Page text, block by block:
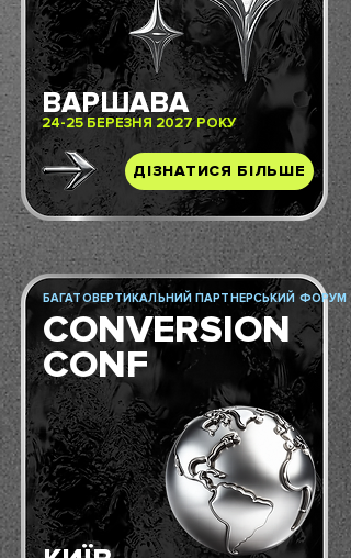
ДІЗНАТИСЯ БІЛЬШЕ
ВАРШАВА
24-25 БЕРЕЗНЯ 2027 РОКУ
БАГАТОВЕРТИКАЛЬНИЙ ПАРТНЕРСЬКИЙ ФОРУМ
CONVERSION
CONF